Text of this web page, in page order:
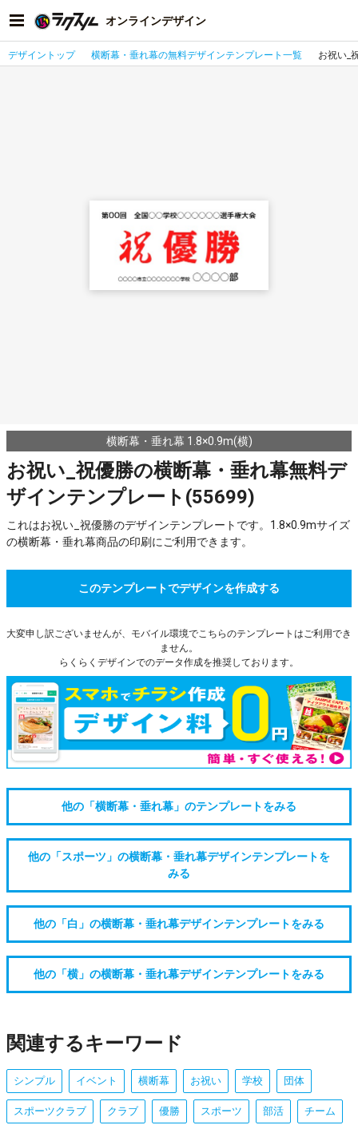
オンラインデザイン
デザイントップ 横断幕・垂れ幕の無料デザインテンプレート一覧 お祝い_
横断幕・垂れ幕 1.8×0.9m(横)
お祝い_祝優勝の横断幕・垂れ幕無料デ
ザインテンプレート(55699)
これはお祝い_祝優勝のデザインテンプレートです。1.8×0.9mサイズ
の横断幕・垂れ幕商品の印刷にご利用できます。
このテンプレートでデザインを作成する
大変申し訳ございませんが、モバイル環境でこちらのテンプレートはご利用でき
ません。
らくらくデザインでのデータ作成を推奨しております。
他の「横断幕・垂れ幕」のテンプレートをみる
他の「スポーツ」の横断幕・垂れ幕デザインテンプレートを
みる
他の「白」の横断幕・垂れ幕デザインテンプレートをみる
他の「横」の横断幕・垂れ幕デザインテンプレートをみる
関連するキーワード
シンプル イベント 横断幕 お祝い 学校 団体
スポーツクラブ クラブ 優勝 スポーツ 部活 チーム